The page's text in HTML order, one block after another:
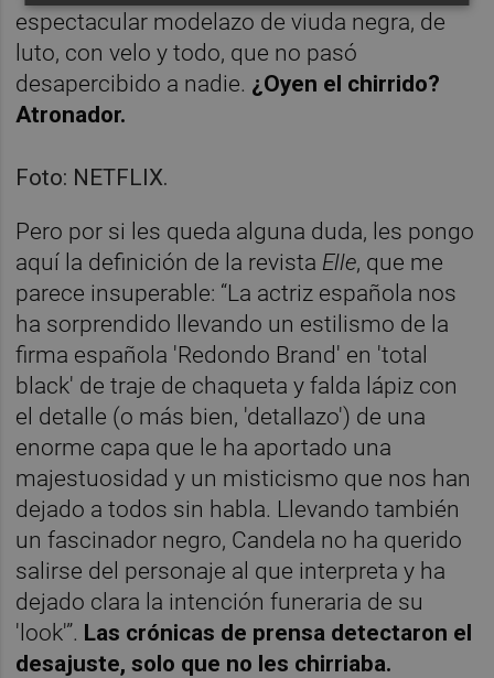
espectacular modelazo de viuda negra, de
luto, con velo y todo, que no pasó
desapercibido a nadie. ¿Oyen el chirrido?
Atronador.
Foto: NETFLIX.
Pero por si les queda alguna duda, les pongo
aquí la definición de la revista Elle, que me
parece insuperable: “La actriz española nos
ha sorprendido llevando un estilismo de la
firma española 'Redondo Brand' en 'total
black' de traje de chaqueta y falda lápiz con
el detalle (o más bien, 'detallazo') de una
enorme capa que le ha aportado una
majestuosidad y un misticismo que nos han
dejado a todos sin habla. Llevando también
un fascinador negro, Candela no ha querido
salirse del personaje al que interpreta y ha
dejado clara la intención funeraria de su
'look'”. Las crónicas de prensa detectaron el
desajuste, solo que no les chirriaba.